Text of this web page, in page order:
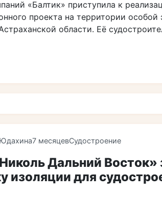
«Балтик» приступила к
проекта на территории
области. Её
7 месяцевСудостроение
Дальний Восток»
изоляции для